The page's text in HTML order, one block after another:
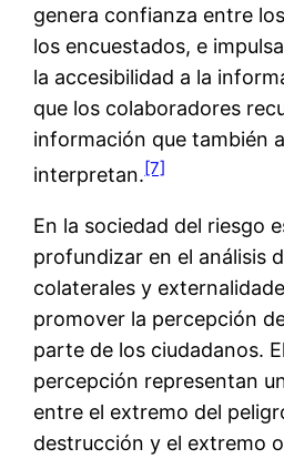
genera confianza entre
los encuestados, e
la accesibilidad a la
que los colaboradores
información que también
interpretan.[7]
En la sociedad del riesgo
profundizar en el análisis
colaterales y
promover la percepción
parte de los ciudadanos.
percepción representan
entre el extremo del
destrucción y el extremo